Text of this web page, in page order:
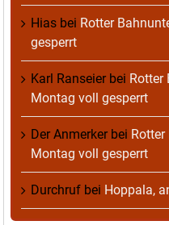
Hias bei Rotter
gesperrt
Karl Ranseierbei Rotter
Montag voll gesperrt
Der Anmerkerbei
Montag voll gesperrt
Durchruf bei Hoppala,